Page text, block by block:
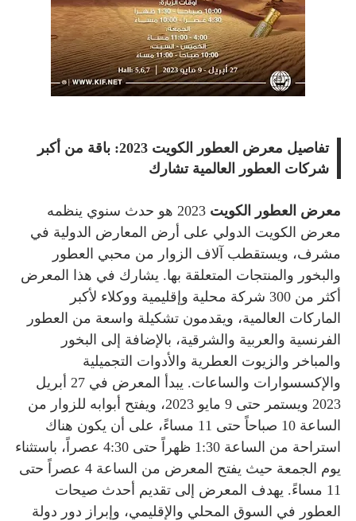
تفاصيل معرض العطور الكويت 2023: باقة من أكبر
شركات العطور العالمية تشارك
معرض العطور الكويت
2023 هو حدث سنوي ينظمه
معرض الكويت الدولي على أرض المعارض الدولية في
مشرف، ويستقطب آلاف الزوار من محبي العطور
والبخور والمنتجات المتعلقة بها. يشارك في هذا المعرض
أكثر من 300 شركة محلية وإقليمية ووكلاء لأكبر
الماركات العالمية، ويقدمون تشكيلة واسعة من العطور
الفرنسية والعربية والشرقية، بالإضافة إلى البخور
والمباخر والزيوت العطرية والأدوات التجميلية
والإكسسوارات والساعات. يبدأ المعرض في 27 أبريل
2023 ويستمر حتى 9 مايو 2023، ويفتح أبوابه للزوار من
الساعة 10 صباحاً حتى 11 مساءً، على أن يكون هناك
استراحة من الساعة 1:30 ظهراً حتى 4:30 عصراً، باستثناء
يوم الجمعة حيث يفتح المعرض من الساعة 4 عصراً حتى
11 مساءً. يهدف المعرض إلى تقديم أحدث صيحات
العطور في السوق المحلي والإقليمي، وإبراز دور دولة